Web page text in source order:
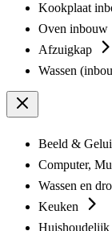
Kookplaat
Oven inbouw
Afzuigkap
Wassen
Beeld &
Computer,
Wassen en
Keuken
Huishoudelijk